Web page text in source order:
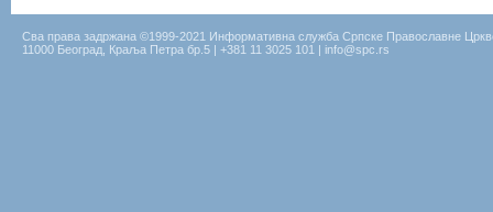
Сва права задржана ©1999-2021 Информативна служба Српске Православне
11000 Београд, Краља Петра бр.5 | +381 11 3025 101 | info@spc.rs